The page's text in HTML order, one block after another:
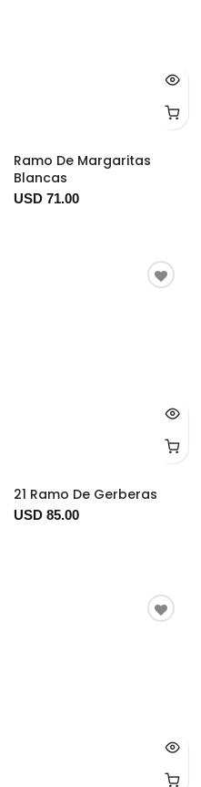
Ramo De Margaritas
Blancas
USD 71.00
21 Ramo De Gerberas
USD 85.00